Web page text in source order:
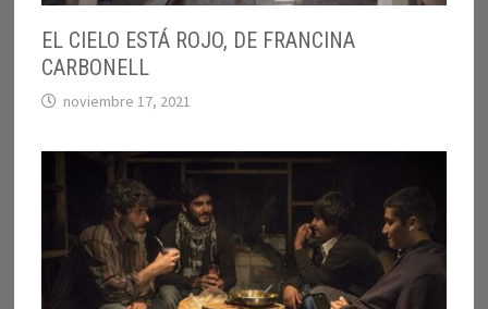
EL CIELO ESTÁ ROJO, DE FRANCINA
CARBONELL
noviembre 17, 2021